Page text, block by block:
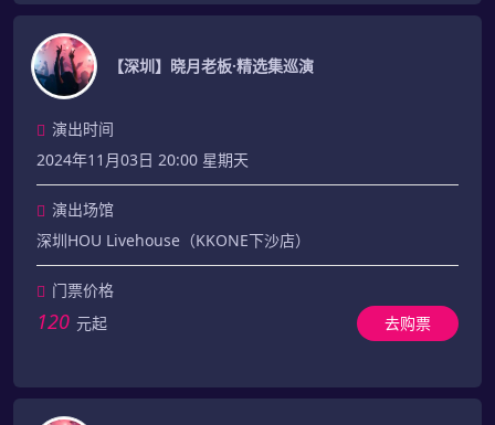
【深圳】晓月老板·精选集巡演
演出时间
2024年11月03日 20:00 星期天
演出场馆
深圳HOU Livehouse（KKONE下沙店）
门票价格
120 元起 去购票